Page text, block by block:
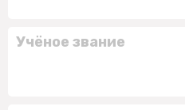
Учёное звание